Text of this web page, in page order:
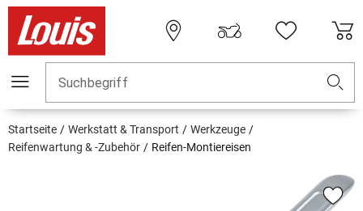
Suchbegriff
Startseite Werkstatt & Transport
Werkzeuge
Reifenwartung & -Zubehör
Reifen-Montiereisen